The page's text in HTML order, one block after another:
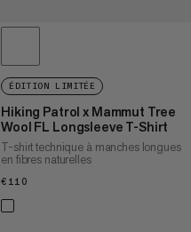
ÉDITION LIMITÉE
Hiking Patrol x Mammut Tree
Wool FL Longsleeve T-Shirt
T-shirt technique à manches longues
en fibres naturelles
€110